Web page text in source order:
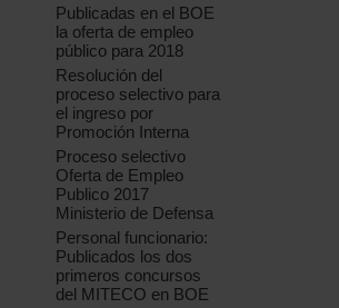
Publicadas en el BOE
la oferta de empleo
público para 2018
Resolución del
proceso selectivo para
el ingreso por
Promoción Interna
Proceso selectivo
Oferta de Empleo
Publico 2017
Ministerio de Defensa
Personal funcionario:
Publicados los dos
primeros concursos
del MITECO en BOE